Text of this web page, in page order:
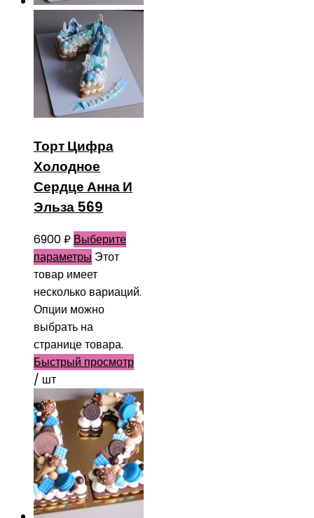
Торт Цифра
Холодное
Сердце Анна И
Эльза 569
6900₽ Выберите
параметры Этот
товар имеет
несколько вариаций.
Опции можно
выбрать на
странице товара.
Быстрый просмотр
/ шт